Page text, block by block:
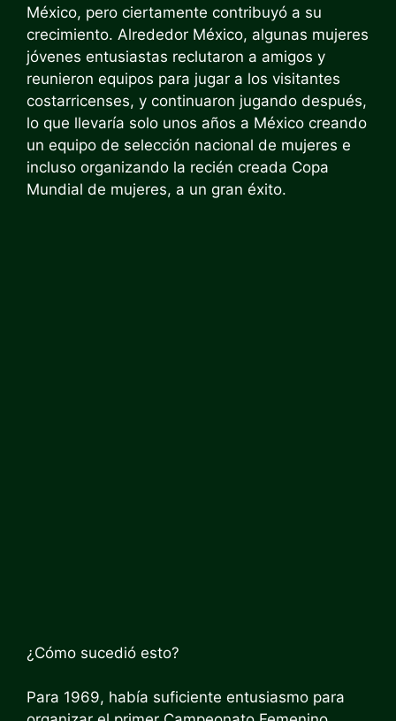
México, pero ciertamente contribuyó a su
crecimiento. Alrededor México, algunas mujeres
jóvenes entusiastas reclutaron a amigos y
reunieron equipos para jugar a los visitantes
costarricenses, y continuaron jugando después,
lo que llevaría solo unos años a México creando
un equipo de selección nacional de mujeres e
incluso organizando la recién creada Copa
Mundial de mujeres, a un gran éxito.
¿Cómo sucedió esto?
Para 1969, había suficiente entusiasmo para